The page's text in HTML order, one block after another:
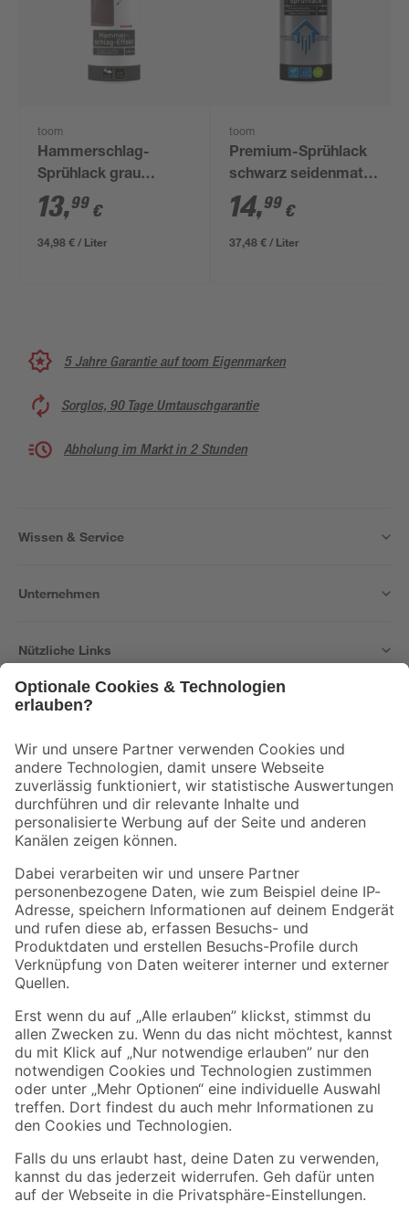
toom
Hammerschlag-
Sprühlack grau
glänzend 400 ml
13,99 €
34,98 € / Liter
toom
Premium-Sprühlack
schwarz seidenmatt
400 ml
14,99 €
37,48 € / Liter
5 Jahre Garantie auf toom Eigenmarken
Sorglos, 90 Tage Umtauschgarantie
Abholung im Markt in 2 Stunden
Wissen & Service
Unternehmen
Nützliche Links
Der toom Newsletter: Keine Angebote und Aktionen mehr verpassen!
Zur Newsletter Anmeldung
Folge uns
Zahlungsarten Versandarten
Sicher einkaufen
Jetzt die toom-App herunterladen
Alle Preisangaben in EUR inkl. gesetzl. MwSt.. Die dargestellten Angebote sind unter
Umständen nicht in allen Märkten verfügbar. Die angegebenen Verfügbarkeiten beziehen